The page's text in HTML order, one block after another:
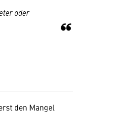
oder
den Mangel